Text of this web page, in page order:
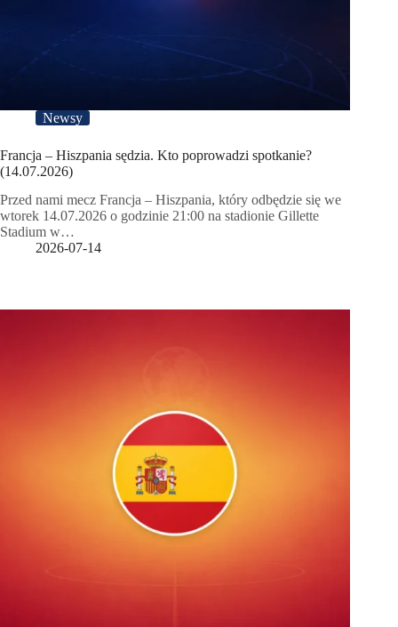
Newsy
Francja – Hiszpania sędzia. Kto poprowadzi spotkanie?
(14.07.2026)
Przed nami mecz Francja – Hiszpania, który odbędzie się we
wtorek 14.07.2026 o godzinie 21:00 na stadionie Gillette
Stadium w…
2026-07-14